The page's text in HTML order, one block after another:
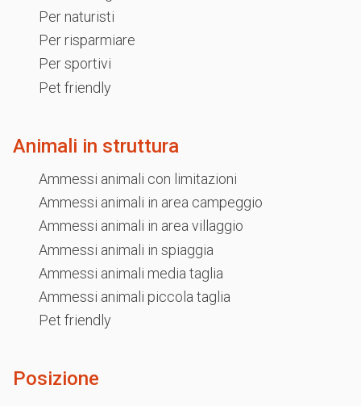
Per naturisti
Per risparmiare
Per sportivi
Pet friendly
Animali in struttura
Ammessi animali con limitazioni
Ammessi animali in area campeggio
Ammessi animali in area villaggio
Ammessi animali in spiaggia
Ammessi animali media taglia
Ammessi animali piccola taglia
Pet friendly
Posizione